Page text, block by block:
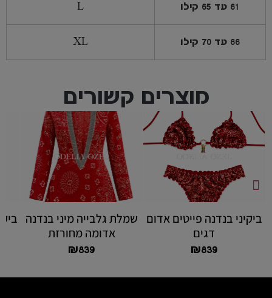
61 עד 65 קילו L
66 עד 70 קילו XL
מוצרים קשורים
ביקיני בנדנה פייטים אדום
דגים
₪839
שמלת גלבייה מיני בנדנה
אדומה מחורזת
₪839